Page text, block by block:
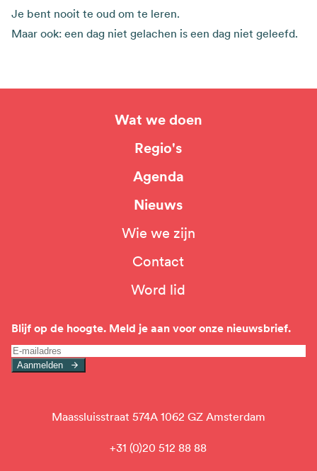
Je bent nooit te oud om te leren.
Maar ook: een dag niet gelachen is een dag niet geleefd.
Wat we doen
Regio's
Agenda
Nieuws
Wie we zijn
Contact
Word lid
Blijf op de hoogte. Meld je aan voor onze nieuwsbrief.
Aanmelden
Maassluisstraat 574A 1062 GZ Amsterdam
+31 (0)20 512 88 88